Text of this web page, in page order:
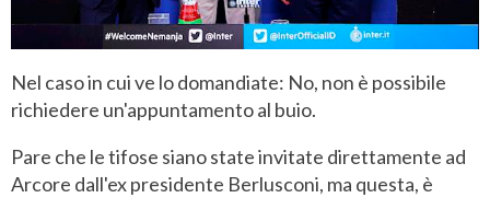
Nel caso in cui ve lo domandiate: No, non è possibile
richiedere un'appuntamento al buio.
Pare che le tifose siano state invitate direttamente ad
Arcore dall'ex presidente Berlusconi, ma questa, è